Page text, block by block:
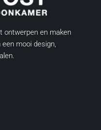
ontwerpen en maken
mooi design,